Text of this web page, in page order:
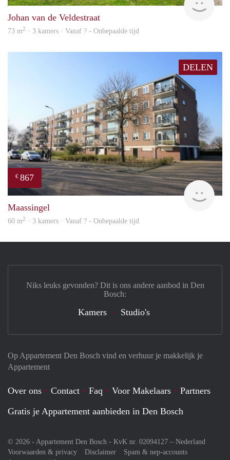
Johan van de Veldestraat
73 m2 · 3 kamers · Vanaf ? - Onbepaalde tijd
DELEN
€ 867
Maassingel
60 m2 · 3 kamers · Vanaf ? - Onbepaalde tijd
Op Appartement Den Bosch vind en verhuur je makkelijk je
Appartement
Over ons Contact Faq Voor Makelaars
Partners
Gratis je Appartement aanbieden in Den Bosch
© 2026 - Appartement Den Bosch - KvK nr. 02094127 – Nederland
Voorwaarden & privacy
Disclaimer
Spam & nep-accounts
Niks leuks gevonden? Dit is ons andere aanbod in Den
Bosch:
Kamers Studio's